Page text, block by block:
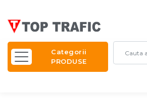
Categorii
PRODUSE